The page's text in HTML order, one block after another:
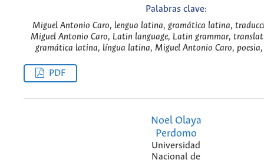
Palabras clave:
Miguel Antonio Caro, lengua latina, gramática latina,
Miguel Antonio Caro, Latin language, Latin grammar,
gramática latina, língua latina, Miguel Antonio Caro,
PDF
Noel Olaya
Perdomo
Universidad
Nacional de